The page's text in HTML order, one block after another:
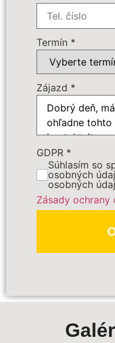
Termín *
Zájazd *
GDPR *
Súhlasím so
osobných
osobných
Zásady ochrany
230 € -
2 rokov
Doplnkové
110.40 € -
r.
Počet osôb*
Cena zájazdu
Dôležité: